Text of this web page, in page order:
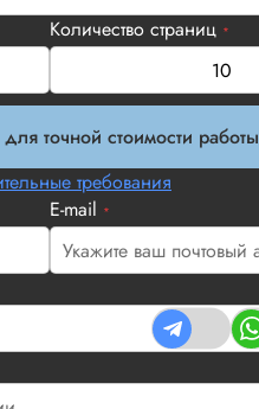
Количество страниц *
точной стоимости работы
требования
E-mail *